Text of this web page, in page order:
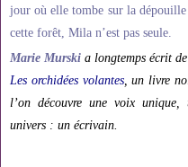
jour où elle tombe sur la dépouille
cette forêt, Mila n’est pas seule.
Marie Murski a longtemps écrit
Les orchidées volantes, un livre
l’on découvre une voix
univers : un écrivain.